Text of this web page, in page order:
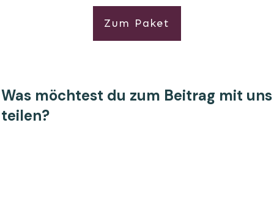
Zum Paket
Was möchtest du zum Beitrag mit uns
teilen?